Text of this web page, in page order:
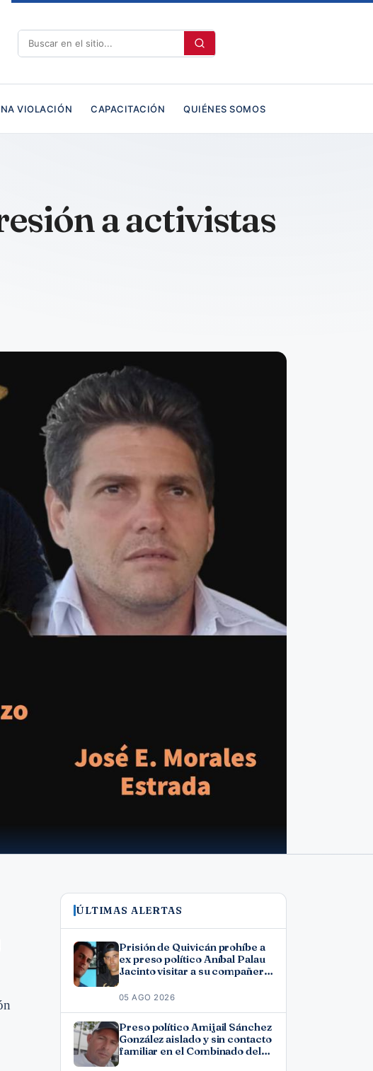
VIOLACIÓN CAPACITACIÓN QUIÉNES SOMOS
a activistas
ÚLTIMAS ALERTAS
Prisión de Quivicán prohíbe a
ex preso político Aníbal Palau
Jacinto visitar a su compañero
Fonseca
05 AGO 2026
Preso político Amijail Sánchez
González aislado y sin contacto
familiar en el Combinado del